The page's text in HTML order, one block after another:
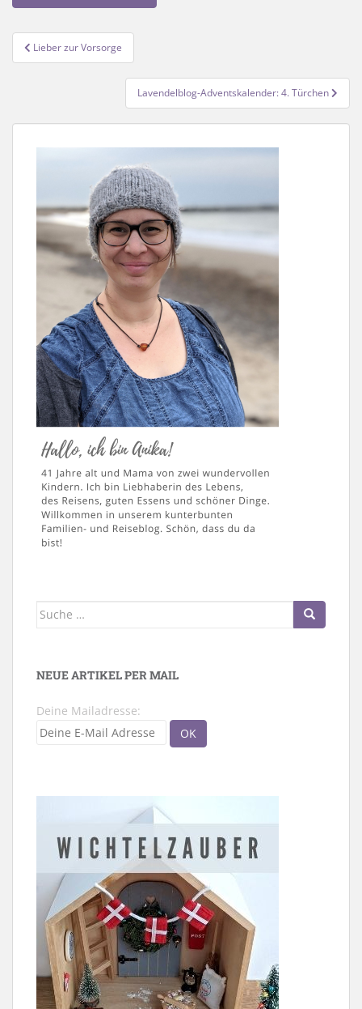
Beitragsnavigation
Lieber zur Vorsorge
Lavendelblog-Adventskalender: 4. Türchen
Suche
NEUE ARTIKEL PER MAIL
Deine Mailadresse: